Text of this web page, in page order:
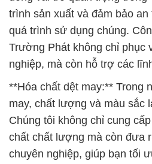
trình sản xuất và đảm bảo an
quá trình sử dụng chúng.
Trường Phát không chỉ phục
nghiệp, mà còn hỗ trợ các
**Hóa chất dệt may:** Trong
may, chất lượng và màu sắc
Chúng tôi không chỉ cung
chất chất lượng mà còn đưa
chuyên nghiệp, giúp bạn tối